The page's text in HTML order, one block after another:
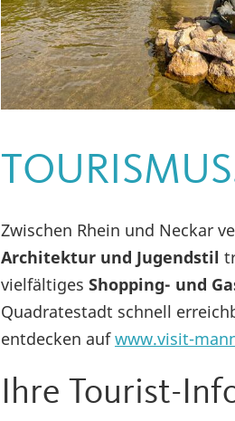
Zwischen Rhein und Neckar
Architektur und Jugendstil
vielfältiges Shopping- und
Quadratestadt schnell
entdecken aufwww.visit-
Ihre Tourist-